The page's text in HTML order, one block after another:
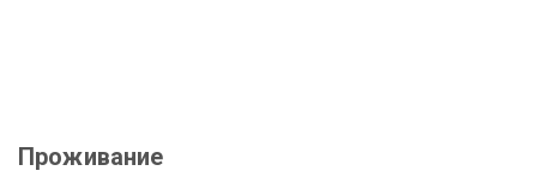
Проживание